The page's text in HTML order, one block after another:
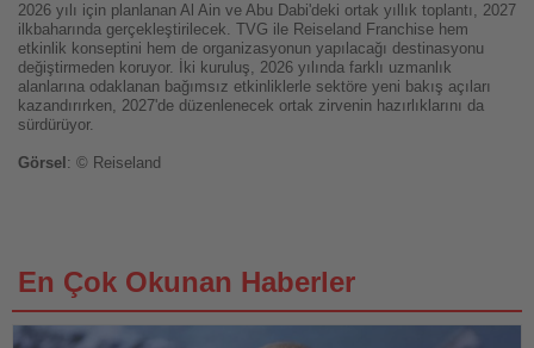
2026 yılı için planlanan Al Ain ve Abu Dabi'deki ortak yıllık toplantı, 2027
ilkbaharında gerçekleştirilecek. TVG ile Reiseland Franchise hem
etkinlik konseptini hem de organizasyonun yapılacağı destinasyonu
değiştirmeden koruyor. İki kuruluş, 2026 yılında farklı uzmanlık
alanlarına odaklanan bağımsız etkinliklerle sektöre yeni bakış açıları
kazandırırken, 2027'de düzenlenecek ortak zirvenin hazırlıklarını da
sürdürüyor.
Görsel : © Reiseland
En Çok Okunan Haberler